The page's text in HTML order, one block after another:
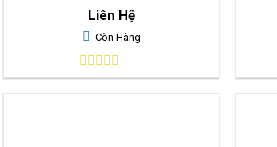
Liên Hệ
Còn Hàng
0
out